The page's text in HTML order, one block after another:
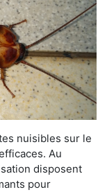
nuisibles sur le
Au
disposent
pour